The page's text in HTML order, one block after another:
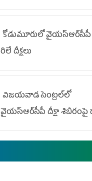
కోడుమూరులో వైయ‌స్ఆర్‌సీపీ
రిలే దీక్షలు
విజయవాడ సెంట్రల్‌లో
వైయ‌స్ఆర్‌సీపీ దీక్షా
దుర్మార్గం